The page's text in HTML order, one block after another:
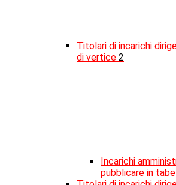
Titolari di incarichi
di vertice 2
Incarichi
pubblicare in